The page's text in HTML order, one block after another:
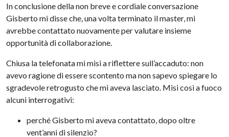
In conclusione della non breve e cordiale conversazione
Gisberto mi disse che, una volta terminato il master, mi
avrebbe contattato nuovamente per valutare insieme
opportunità di collaborazione.
Chiusa la telefonata mi misi a riflettere sull’accaduto: non
avevo ragione di essere scontento ma non sapevo spiegare lo
sgradevole retrogusto che mi aveva lasciato. Misi così a fuoco
alcuni interrogativi:
perché Gisberto mi aveva contattato, dopo oltre
vent’anni di silenzio?